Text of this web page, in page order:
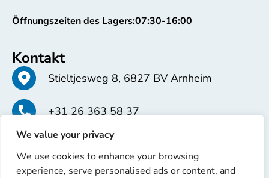
We value your privacy
We use cookies to enhance your browsing
experience, serve personalised ads or content, and
Öffnungszeiten des Lagers:07:30-16:00
Kontakt
Stieltjesweg 8, 6827 BV Arnheim
+31 26 363 58 37
info@erren.com